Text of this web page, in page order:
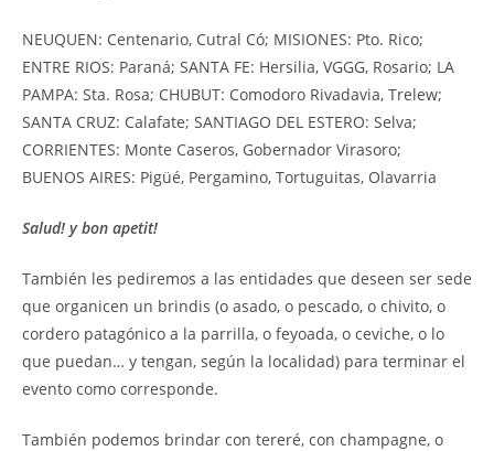
NEUQUEN: Centenario, Cutral Có; MISIONES: Pto. Rico;
ENTRE RIOS: Paraná; SANTA FE: Hersilia, VGGG, Rosario; LA
PAMPA: Sta. Rosa; CHUBUT: Comodoro Rivadavia, Trelew;
SANTA CRUZ: Calafate; SANTIAGO DEL ESTERO: Selva;
CORRIENTES: Monte Caseros, Gobernador Virasoro;
BUENOS AIRES: Pigüé, Pergamino, Tortuguitas, Olavarria
Salud! y bon apetit!
También les pediremos a las entidades que deseen ser sede
que organicen un brindis (o asado, o pescado, o chivito, o
cordero patagónico a la parrilla, o feyoada, o ceviche, o lo
que puedan… y tengan, según la localidad) para terminar el
evento como corresponde.
También podemos brindar con tereré, con champagne, o